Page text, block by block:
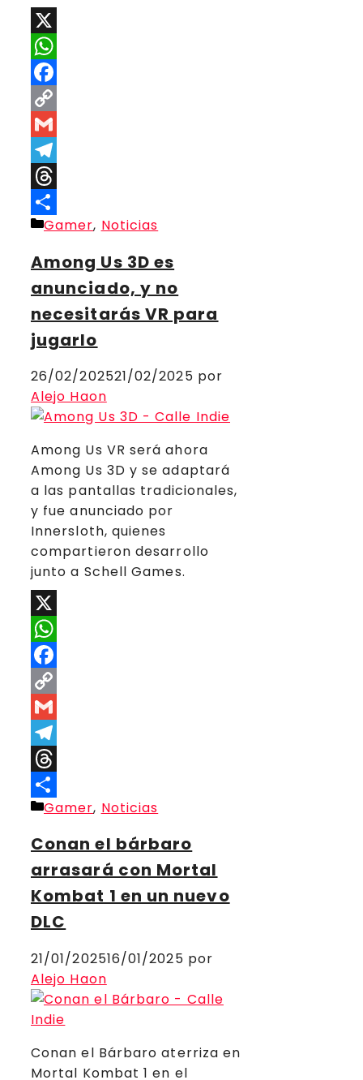
X
WhatsApp
Facebook
Copy
Link
Gmail
Telegram
Threads
Compartir
Categorías
Gamer, Noticias
Among Us 3D es
anunciado, y no
necesitarás VR para
jugarlo
26/02/202521/02/2025 por
Alejo Haon
Among Us VR será ahora
Among Us 3D y se adaptará
a las pantallas tradicionales,
y fue anunciado por
Innersloth, quienes
compartieron desarrollo
junto a Schell Games.
X
WhatsApp
Facebook
Copy
Link
Gmail
Telegram
Threads
Compartir
Categorías
Gamer, Noticias
Conan el bárbaro
arrasará con Mortal
Kombat 1 en un nuevo
DLC
21/01/202516/01/2025 por
Alejo Haon
Conan el Bárbaro aterriza en
Mortal Kombat 1 en el